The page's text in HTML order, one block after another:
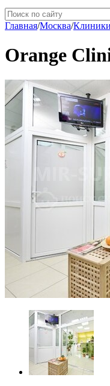
Главная/Москва/Клиники
Orange